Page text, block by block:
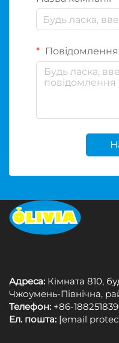
Повідомлення
Адреса: Кімната 810,
Чжоумень-Північна,
Телефон: +86-
Ел. пошта: [email